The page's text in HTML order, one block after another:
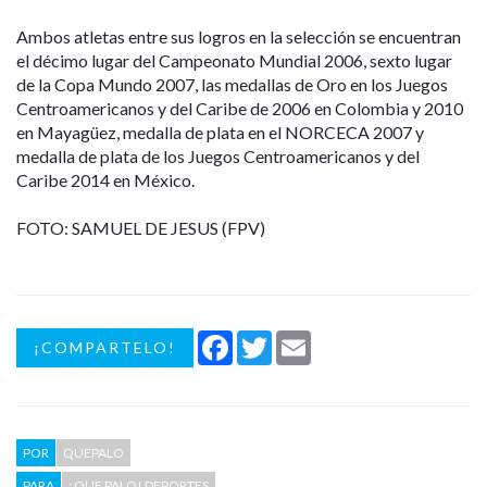
Ambos atletas entre sus logros en la selección se encuentran
el décimo lugar del Campeonato Mundial 2006, sexto lugar
de la Copa Mundo 2007, las medallas de Oro en los Juegos
Centroamericanos y del Caribe de 2006 en Colombia y 2010
en Mayagüez, medalla de plata en el NORCECA 2007 y
medalla de plata de los Juegos Centroamericanos y del
Caribe 2014 en México.
FOTO: SAMUEL DE JESUS (FPV)
¡COMPARTELO! Facebook
Twitter
POR
QUEPALO